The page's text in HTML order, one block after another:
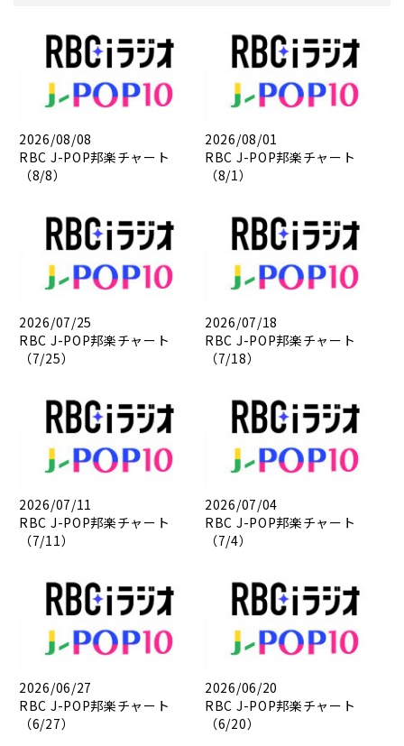
2026/08/08
RBC J-POP邦楽チャート
（8/8）
2026/08/01
RBC J-POP邦楽チャート
（8/1）
2026/07/25
RBC J-POP邦楽チャート
（7/25）
2026/07/18
RBC J-POP邦楽チャート
（7/18）
2026/07/11
RBC J-POP邦楽チャート
（7/11）
2026/07/04
RBC J-POP邦楽チャート
（7/4）
2026/06/27
RBC J-POP邦楽チャート
（6/27）
2026/06/20
RBC J-POP邦楽チャート
（6/20）